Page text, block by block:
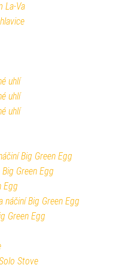
La-Va
uhlí
uhlí
uhlí
Big Green Egg
Green Egg
Egg
náčiní Big Green Egg
Green Egg
Stove